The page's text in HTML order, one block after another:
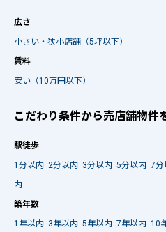
広さ
小さい・狭小店舗（5坪以下）
賃料
安い（10万円以下）
こだわり条件から売店舗物件
駅徒歩
1分以内 2分以内 3分以内 5分以内 7分
内
築年数
1年以内 3年以内 5年以内 7年以内 10